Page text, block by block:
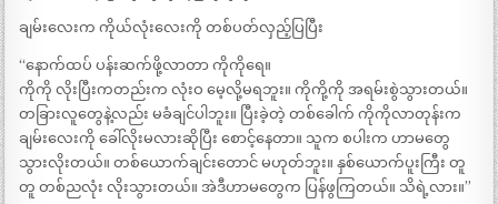
ချမ်းလေးက ကိုယ်လုံးလေးကို တစ်ပတ်လှည့်ပြပြီး
“နောက်ထပ် ပန်းဆက်ဖို့လာတာ ကိုကိုရေ။
ကိုကို လိုးပြီးကတည်းက လုံးဝ မေ့လို့မရဘူး။ ကိုကို့ကို အရမ်းစွဲသွားတယ်။
တခြားလူတွေနဲ့လည်း မခံချင်ပါဘူး။ ပြီးခဲ့တဲ့ တစ်ခေါက် ကိုကိုလာတုန်းက
ချမ်းလေးကို ခေါ်လိုးမလားဆိုပြီး စောင့်နေတာ။ သူက စပါးက ဟာမတွေ
သွားလိုးတယ်။ တစ်ယောက်ချင်းတောင် မဟုတ်ဘူး။ နှစ်ယောက်ပူးကြီး တူ
တူ တစ်ညလုံး လိုးသွားတယ်။ အဲဒီဟာမတွေက ပြန်ဖွကြတယ်။ သိရဲ့လား။”